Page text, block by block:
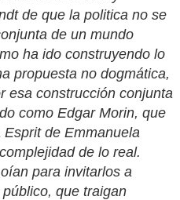
de que la politica no se
de un mundo
ha ido construyendo lo
propuesta no dogmática,
esa construcción conjunta
como Edgar Morin, que
de Emmanuela
de lo real.
para invitarlos a
que traigan